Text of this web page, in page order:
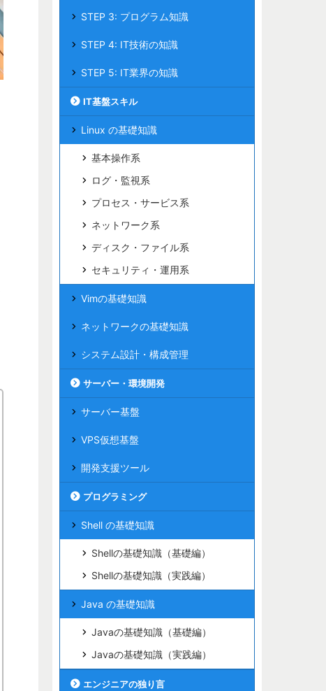
STEP 3: プログラム知識
STEP 4: IT技術の知識
STEP 5: IT業界の知識
IT基盤スキル
Linux の基礎知識
基本操作系
ログ・監視系
プロセス・サービス系
ネットワーク系
ディスク・ファイル系
セキュリティ・運用系
Vimの基礎知識
ネットワークの基礎知識
システム設計・構成管理
サーバー・環境開発
サーバー基盤
VPS仮想基盤
開発支援ツール
プログラミング
Shell の基礎知識
Shellの基礎知識（基礎編）
Shellの基礎知識（実践編）
Java の基礎知識
Javaの基礎知識（基礎編）
Javaの基礎知識（実践編）
エンジニアの独り言